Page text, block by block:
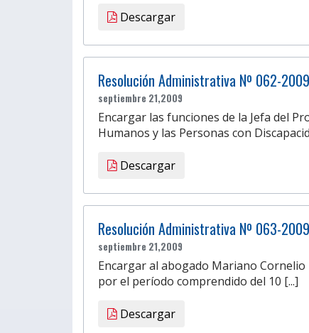
Descargar
Resolución Administrativa Nº 062-
septiembre 21,2009
Encargar las funciones de la Jefa del
Humanos y las Personas con
Descargar
Resolución Administrativa Nº 063-
septiembre 21,2009
Encargar al abogado Mariano Cornelio
por el período comprendido del 10 [...]
Descargar